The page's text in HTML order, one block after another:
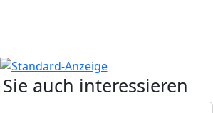
auch interessieren